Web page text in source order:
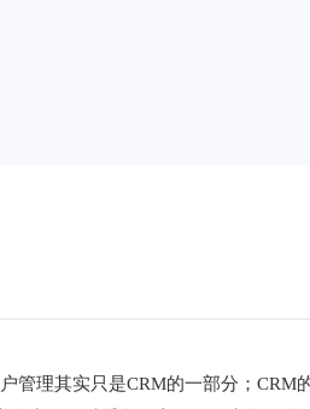
管理其实只是CRM的一部分；CRM